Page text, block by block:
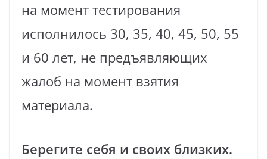
на момент тестирования
исполнилось 30, 35, 40, 45, 50, 55
и 60 лет, не предъявляющих
жалоб на момент взятия
материала.
Берегите себя и своих близких.